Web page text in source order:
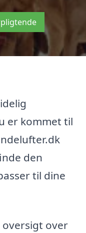
er kommet til
den
til dine
over